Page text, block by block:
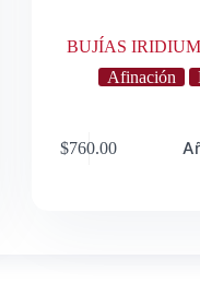
BUJÍAS
Afinación
$760.00